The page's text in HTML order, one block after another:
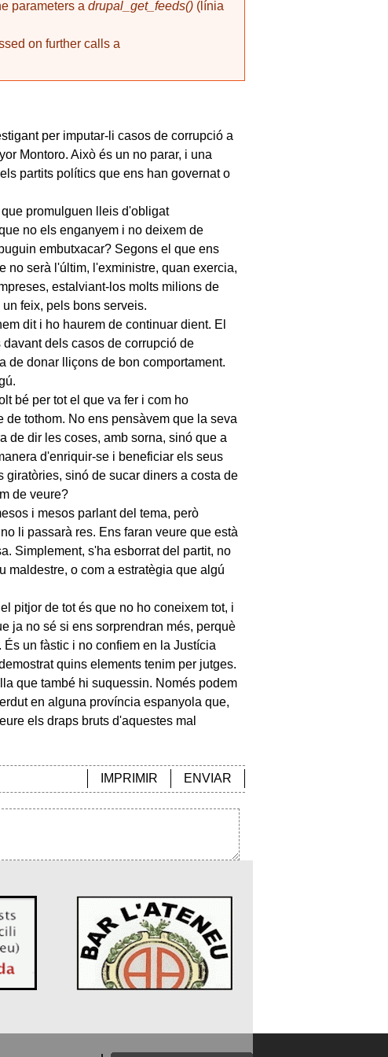
parameters a drupal_get_feeds() (línia
on further calls a
per imputar-li casos de corrupció a
Montoro. Això és un no parar, i una
partits polítics que ens han governat o
promulguen lleis d'obligat
no els enganyem i no deixem de
embutxacar? Segons el que ens
no serà l'últim, l'exministre, quan exercia,
estalviant-los molts milions de
feix, pels bons serveis.
dit i ho haurem de continuar dient. El
dels casos de corrupció de
de donar lliçons de bon comportament.
bé per tot el que va fer i com ho
tothom. No ens pensàvem que la seva
de dir les coses, amb sorna, sinó que a
d'enriquir-se i beneficiar els seus
giratòries, sinó de sucar diners a costa de
de veure?
i mesos parlant del tema, però
li passarà res. Ens faran veure que està
Simplement, s'ha esborrat del partit, no
maldestre, o com a estratègia que algú
pitjor de tot és que no ho coneixem tot, i
ja no sé si ens sorprendran més, perquè
un fàstic i no confiem en la Justícia
quins elements tenim per jutges.
que també hi suquessin. Només podem
en alguna província espanyola que,
els draps bruts d'aquestes mal
ENVIAR
IMPRIMIR